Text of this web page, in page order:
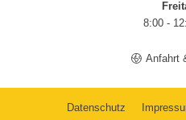
8:00 -
Anfahrt
Datenschutz